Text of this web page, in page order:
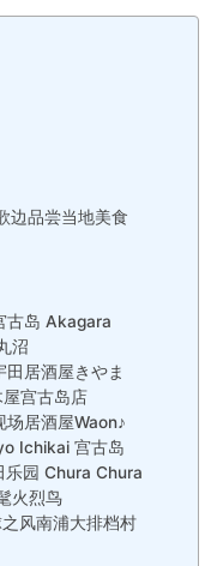
边品尝当地美食
古岛 Akagara
沼
居酒屋きやま
宫古岛店
居酒屋Waon♪
Ichikai 宫古岛
园 Chura Chura
火烈鸟
风南浦大排档村